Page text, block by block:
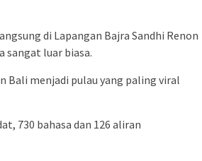
di Lapangan Bajra Sandhi Renon
sangat luar biasa.
Bali menjadi pulau yang paling viral
730 bahasa dan 126 aliran